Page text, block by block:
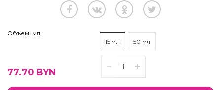
Объем, мл
15 мл
50 мл
77.70 BYN